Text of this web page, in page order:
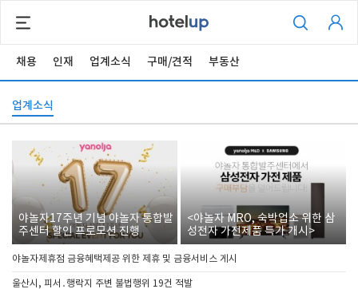
채용 인재 업계소식 구매/견적 부동산
업계소식
야놀자17주년 기념 야놀자 통합발
주센터 할인 프로모션 진행
<야놀자 MRO, 숙박업소 위한 삼
성전자 가전제품 특가 개시>
야놀자제휴점 금융혜택제공 위한 제휴 및 금융서비스 게시
울산시, 피서․행락지 주변 불법행위 19건 적발